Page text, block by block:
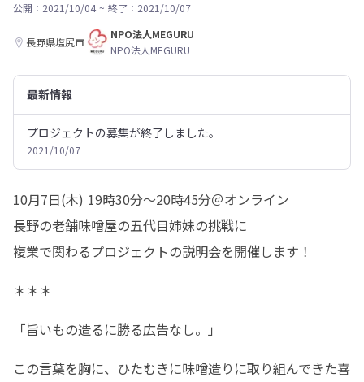
公開：2021/10/04 ~ 終了：2021/10/07
長野県塩尻市
NPO法人MEGURU
NPO法人MEGURU
最新情報
プロジェクトの募集が終了しました。
2021/10/07
10月7日(木) 19時30分～20時45分＠オンライン
長野の老舗味噌屋の五代目姉妹の挑戦に
複業で関わるプロジェクトの説明会を開催します！
＊＊＊
「旨いもの造るに勝る広告なし。」
この言葉を胸に、ひたむきに味噌造りに取り組んできた喜